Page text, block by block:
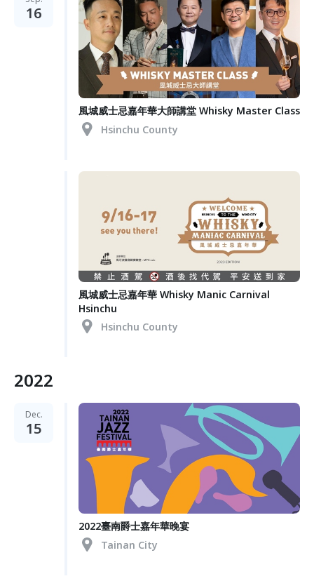
16
風城威士忌嘉年華大師講堂 Whisky Master Class
Hsinchu County
風城威士忌嘉年華 Whisky Manic Carnival
Hsinchu
Hsinchu County
2022
Dec.
15
2022臺南爵士嘉年華晚宴
Tainan City